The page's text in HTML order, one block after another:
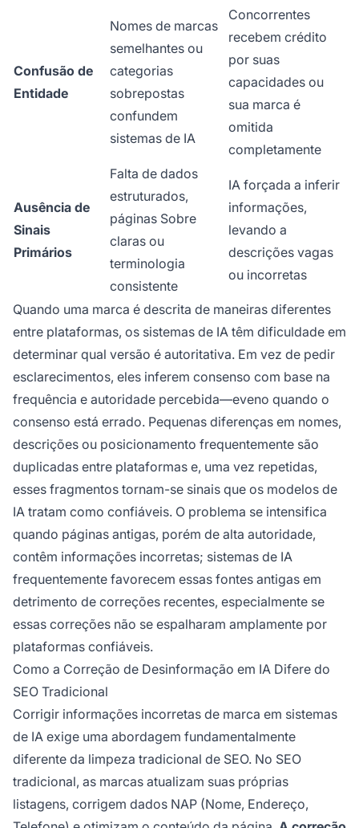
Confusão de
Entidade
Nomes de marcas
semelhantes ou
categorias
sobrepostas
confundem
sistemas de IA
Concorrentes
recebem crédito
por suas
capacidades ou
sua marca é
omitida
completamente
Ausência de
Sinais
Primários
Falta de dados
estruturados,
páginas Sobre
claras ou
terminologia
consistente
IA forçada a inferir
informações,
levando a
descrições vagas
ou incorretas
Quando uma marca é descrita de maneiras diferentes
entre plataformas, os sistemas de IA têm dificuldade em
determinar qual versão é autoritativa. Em vez de pedir
esclarecimentos, eles inferem consenso com base na
frequência e autoridade percebida—eveno quando o
consenso está errado. Pequenas diferenças em nomes,
descrições ou posicionamento frequentemente são
duplicadas entre plataformas e, uma vez repetidas,
esses fragmentos tornam-se sinais que os modelos de
IA tratam como confiáveis. O problema se intensifica
quando páginas antigas, porém de alta autoridade,
contêm informações incorretas; sistemas de IA
frequentemente favorecem essas fontes antigas em
detrimento de correções recentes, especialmente se
essas correções não se espalharam amplamente por
plataformas confiáveis.
Como a Correção de Desinformação em IA Difere do
SEO Tradicional
Corrigir informações incorretas de marca em sistemas
de IA exige uma abordagem fundamentalmente
diferente da limpeza tradicional de SEO. No SEO
tradicional, as marcas atualizam suas próprias
listagens, corrigem dados NAP (Nome, Endereço,